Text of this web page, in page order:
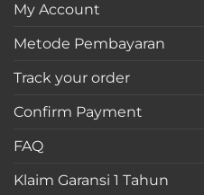
My Account
Metode Pembayaran
Track your order
Confirm Payment
FAQ
Klaim Garansi 1 Tahun